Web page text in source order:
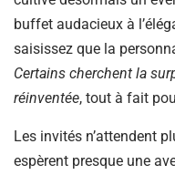
buffet audacieux à
saisissez que la
Certains cherchent la
réinventée, tout à fait
Les invités n’attendent
espèrent presque une